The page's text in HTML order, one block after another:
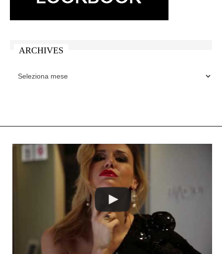
ARCHIVES